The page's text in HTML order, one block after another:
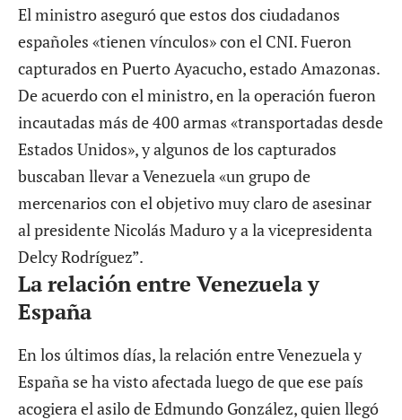
El ministro aseguró que estos dos ciudadanos
españoles «tienen vínculos» con el CNI. Fueron
capturados en Puerto Ayacucho, estado Amazonas.
De acuerdo con el ministro, en la operación fueron
incautadas más de 400 armas «transportadas desde
Estados Unidos», y algunos de los capturados
buscaban llevar a Venezuela «un grupo de
mercenarios con el objetivo muy claro de asesinar
al presidente Nicolás Maduro y a la vicepresidenta
Delcy Rodríguez”.
La relación entre Venezuela y
España
En los últimos días, la relación entre Venezuela y
España se ha visto afectada luego de que ese país
acogiera el asilo de Edmundo González, quien llegó